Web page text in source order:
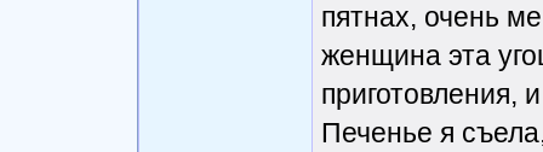
пятнах, очень
женщина эта
приготовления,
Печенье я